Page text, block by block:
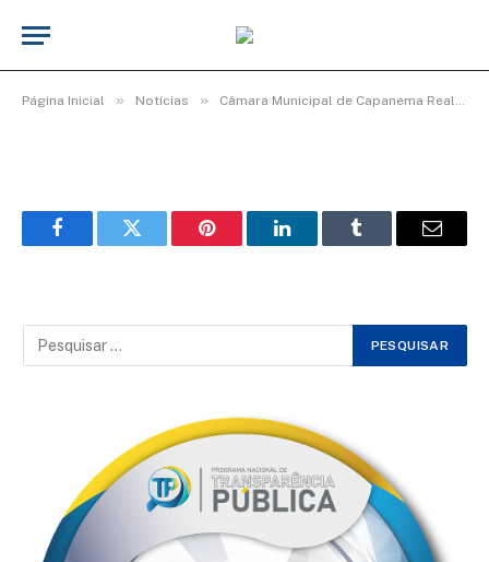
Página Inicial » Notícias » Câmara Municipal de Capanema Realiza Homenagem Especial ao Dia Internacional da Mulher
WhatsApp Image 2026-03-06 at 16.00.32
FacebookTwitter Pinterest LinkedInTumblr Email